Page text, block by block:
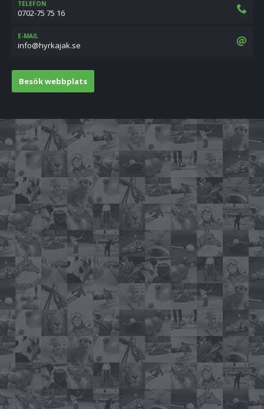
TELEFON
0702-75 75 16
E-MAIL
es.kajakryh@ofni
Besök webbplats